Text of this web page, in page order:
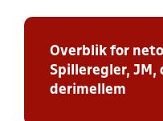
Overblik for
Spilleregler,
derimellem